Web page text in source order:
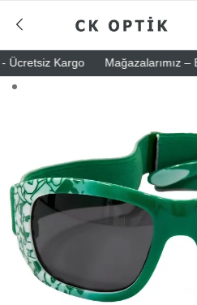
Kargo Mağazalarımız –